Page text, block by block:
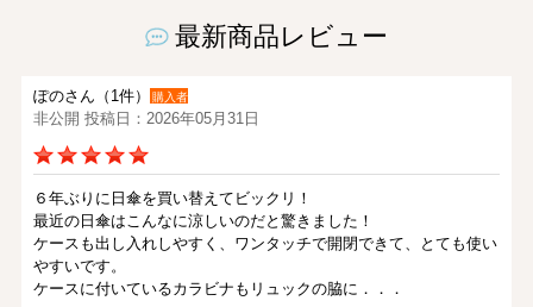
最新商品レビュー
ぽのさん（1件） 購入者
非公開 投稿日：2026年05月31日
６年ぶりに日傘を買い替えてビックリ！
最近の日傘はこんなに涼しいのだと驚きました！
ケースも出し入れしやすく、ワンタッチで開閉できて、とても使い
やすいです。
ケースに付いているカラビナもリュックの脇に．．．